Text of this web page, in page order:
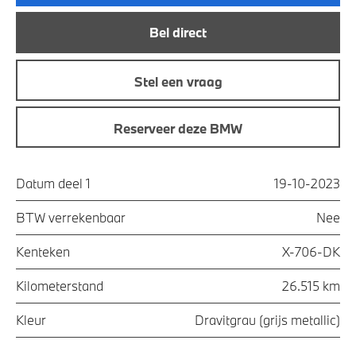
Bel direct
Stel een vraag
Reserveer deze BMW
Datum deel 1 19-10-2023
BTW verrekenbaar Nee
Kenteken X-706-DK
Kilometerstand 26.515 km
Kleur Dravitgrau (grijs metallic)